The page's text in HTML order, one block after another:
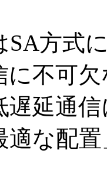
方式
に不可
遅延通
適な配